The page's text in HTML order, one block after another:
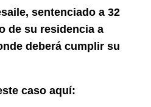
sentenciado a 32
de su residencia a
deberá cumplir su
caso aquí: